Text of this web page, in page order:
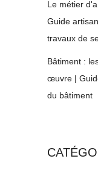
Le métier
Guide
travaux de
Bâtiment :
œuvre |
du bâtiment